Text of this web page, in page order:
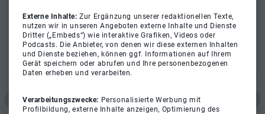
Externe Inhalte:Zur Ergänzung unserer redaktionellen Texte,
nutzen wir in unseren Angeboten externe Inhalte und Dienste
Dritter („Embeds“) wie interaktive Grafiken, Videos oder
Podcasts. Die Anbieter, von denen wir diese externen Inhalten
und Dienste beziehen, können ggf. Informationen auf Ihrem
Gerät speichern oder abrufen und Ihre personenbezogenen
Daten erheben und verarbeiten.
Verarbeitungszwecke: Personalisierte Werbung mit
Profilbildung, externe Inhalte anzeigen, Optimierung des